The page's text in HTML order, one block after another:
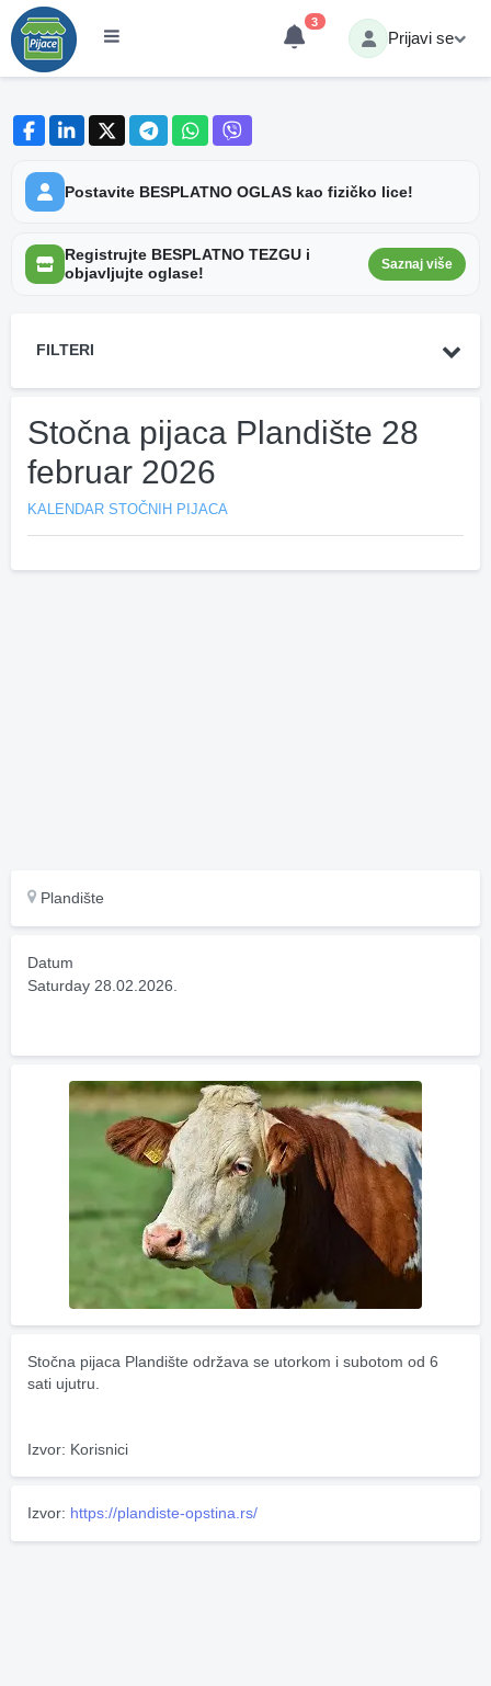
3
Prijavi se
Postavite BESPLATNO OGLAS kao fizičko lice!
Registrujte BESPLATNO TEZGU i
objavljujte oglase!
Saznaj više
FILTERI
Stočna pijaca Plandište 28
februar 2026
KALENDAR STOČNIH PIJACA
Plandište
Datum
Saturday 28.02.2026.
Stočna pijaca Plandište održava se utorkom i subotom od 6
sati ujutru.
Izvor: Korisnici
Izvor: https://plandiste-opstina.rs/